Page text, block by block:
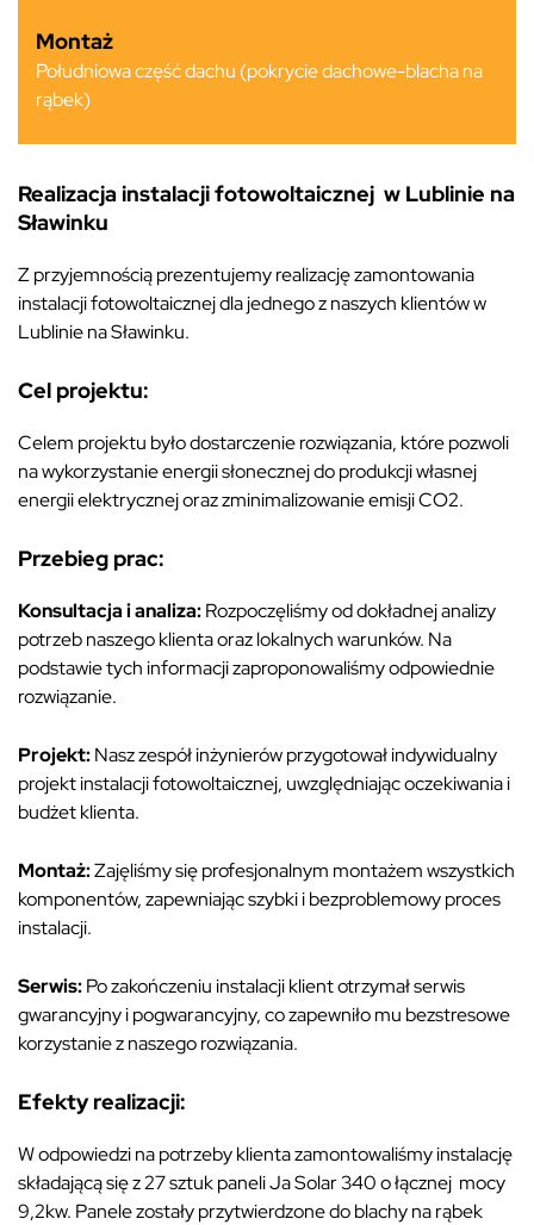
Montaż
Południowa część dachu (pokrycie dachowe-blacha na
rąbek)
Realizacja instalacji fotowoltaicznej w Lublinie na
Sławinku
Z przyjemnością prezentujemy realizację zamontowania
instalacji fotowoltaicznej dla jednego z naszych klientów w
Lublinie na Sławinku.
Cel projektu:
Celem projektu było dostarczenie rozwiązania, które pozwoli
na wykorzystanie energii słonecznej do produkcji własnej
energii elektrycznej oraz zminimalizowanie emisji CO2.
Przebieg prac:
Konsultacja i analiza:Rozpoczęliśmy od dokładnej analizy
potrzeb naszego klienta oraz lokalnych warunków. Na
podstawie tych informacji zaproponowaliśmy odpowiednie
rozwiązanie.
Projekt:Nasz zespół inżynierów przygotował indywidualny
projekt instalacji fotowoltaicznej, uwzględniając oczekiwania i
budżet klienta.
Montaż:Zajęliśmy się profesjonalnym montażem wszystkich
komponentów, zapewniając szybki i bezproblemowy proces
instalacji.
Serwis:Po zakończeniu instalacji klient otrzymał serwis
gwarancyjny i pogwarancyjny, co zapewniło mu bezstresowe
korzystanie z naszego rozwiązania.
Efekty realizacji:
W odpowiedzi na potrzeby klienta zamontowaliśmy instalację
składającą się z 27 sztuk paneli Ja Solar 340 o łącznej mocy
9,2kw. Panele zostały przytwierdzone do blachy na rąbek